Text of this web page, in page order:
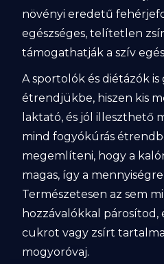
növényi eredetű
egészséges, telítetlen
támogathatják a szív
A sportolók és diétázók
étrendjükbe, hiszen kis
laktató, és jól illeszthető
mind fogyókúrás
megemlíteni, hogy a
magas, így a
Természetesen az sem
hozzávalókkal párosítod,
cukrot vagy zsírt
mogyoróvaj.